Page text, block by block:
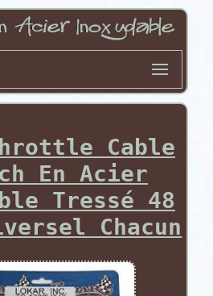
Cable
En Acier
Tressé 48
Chacun